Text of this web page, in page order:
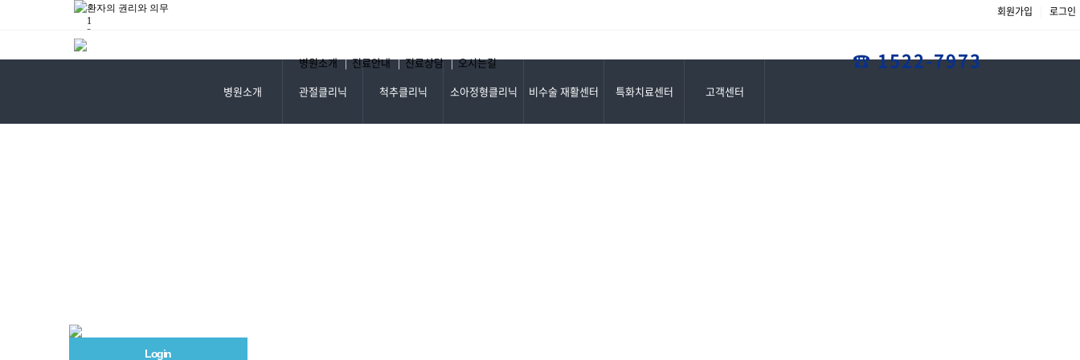
환자의 권리와 의무
1
2
4
회원가입 로그인
☎ 1522-7973
병원소개 | 진료안내 | 진료상담 | 오시는길
병원소개
관절클리닉 척추클리닉 소아정형클리닉 비수술 재활센터 특화치료센터 고객센터
Login